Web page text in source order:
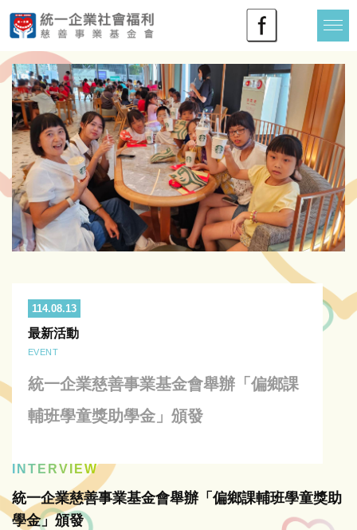
114.08.13
最新活動
EVENT
統一企業慈善事業基金會舉辦「偏鄉課
輔班學童獎助學金」頒發
INTERVIEW
統一企業慈善事業基金會舉辦「偏鄉課輔班學童獎助
學金」頒發